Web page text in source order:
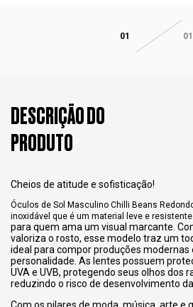
01
DESCRIÇÃO DO
PRODUTO
Cheios de atitude e sofisticação!
Óculos de Sol Masculino Chilli Beans
inoxidável que é um material leve e
para quem ama um visual marcante.
valoriza o rosto, esse modelo traz um
ideal para compor produções modernas
personalidade. As lentes possuem
UVA e UVB, protegendo seus olhos dos
reduzindo o risco de desenvolvimento